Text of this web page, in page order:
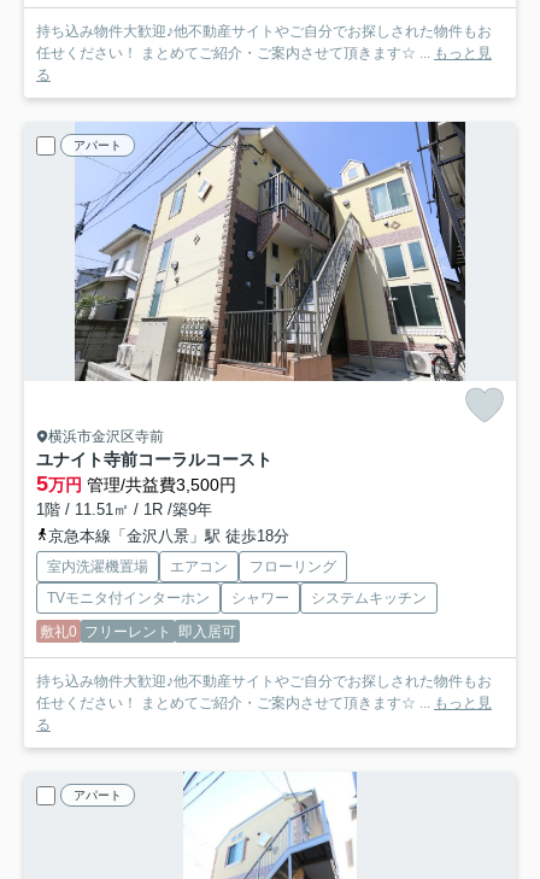
持ち込み物件大歓迎♪他不動産サイトやご自分でお探しされた物件もお
任せください！ まとめてご紹介・ご案内させて頂きます☆ ... もっと見
る
アパート
横浜市金沢区寺前
ユナイト寺前コーラルコースト
5万円 管理/共益費3,500円
1階 / 11.51㎡ / 1R /築9年
京急本線「金沢八景」駅 徒歩18分
室内洗濯機置場 エアコン
フローリング
TVモニタ付インターホン
シャワー
システムキッチン
敷礼0 フリーレント 即入居可
持ち込み物件大歓迎♪他不動産サイトやご自分でお探しされた物件もお
任せください！ まとめてご紹介・ご案内させて頂きます☆ ... もっと見
る
アパート